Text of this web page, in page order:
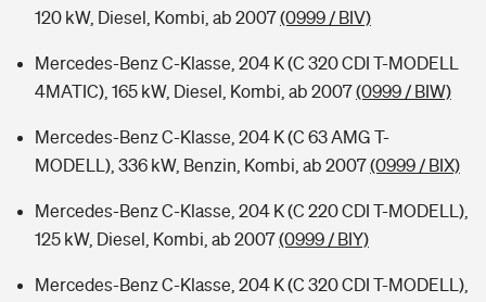
120 kW, Diesel, Kombi, ab 2007(0999 / BIV)
Mercedes-Benz C-Klasse, 204 K (C 320 CDI T-MODELL
4MATIC), 165 kW, Diesel, Kombi, ab 2007(0999 / BIW)
Mercedes-Benz C-Klasse, 204 K (C 63 AMG T-
MODELL), 336 kW, Benzin, Kombi, ab 2007(0999 / BIX)
Mercedes-Benz C-Klasse, 204 K (C 220 CDI T-MODELL),
125 kW, Diesel, Kombi, ab 2007(0999 / BIY)
Mercedes-Benz C-Klasse, 204 K (C 320 CDI T-MODELL),